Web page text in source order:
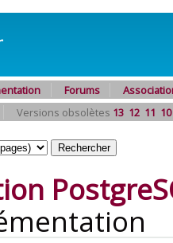
Forums
Versions obsolètes 13 12 11 10